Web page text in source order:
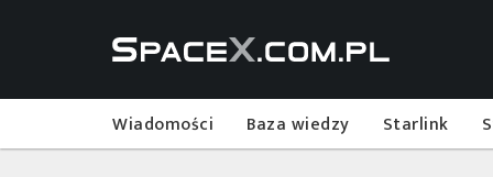
Wiadomości Baza wiedzy Starlink